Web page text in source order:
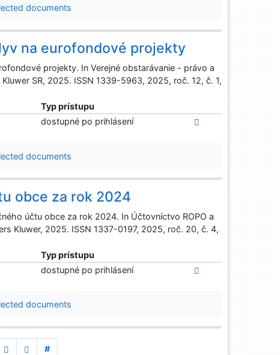
documents
na eurofondové projekty
projekty. In Verejné obstarávanie - právo a
SR, 2025. ISSN 1339-5963, 2025, roč. 12, č. 1,
Typ prístupu
dostupné po prihlásení
documents
obce za rok 2024
účtu obce za rok 2024. In Účtovníctvo ROPO a
Kluwer, 2025. ISSN 1337-0197, 2025, roč. 20, č. 4,
Typ prístupu
dostupné po prihlásení
documents
#